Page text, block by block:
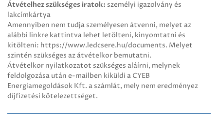
Átvételhez szükséges iratok: személyi igazolvány és
lakcímkártya
Amennyiben nem tudja személyesen átvenni, melyet az
alábbi linkre kattintva lehet letölteni, kinyomtatni és
kitölteni: https://www.ledcsere.hu/documents. Melyet
szintén szükséges az átvételkor bemutatni.
Átvételkor nyilatkozatot szükséges aláírni, melynek
feldolgozása után e-mailben kiküldi a CYEB
Energiamegoldások Kft. a számlát, mely nem eredményez
díjfizetési kötelezettséget.